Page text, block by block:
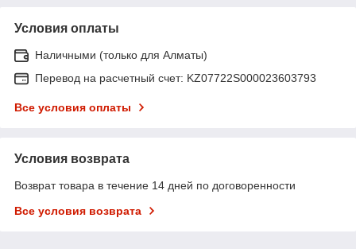
Условия оплаты
Наличными (только для Алматы)
Перевод на расчетный счет: KZ07722S000023603793
Все условия оплаты
Условия возврата
Возврат товара в течение 14 дней по договоренности
Все условия возврата